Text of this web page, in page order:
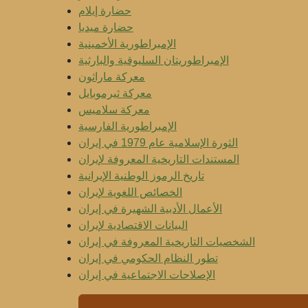
حضارة إيلام
حضارة ميديا
الإمبراطورية الأخمينية
الإمبراطوريتان السليوقية والبارثية
معركة ماراثون
معركة ثيرموبايل
معركة سلاميس
الإمبراطورية الفارسية
الثورة الإسلامية عام 1979 في إيران
المستندات التاريخية المعروفة لإيران
تاريخ الرموز الوطنية الإيرانية
الخصائص اللغوية لإيران
الأعمال الأدبية الشهيرة في إيران
البيانات الاقتصادية لإيران
الشخصيات التاريخية المعروفة في إيران
تطور النظام الحكومي في إيران
الإصلاحات الاجتماعية في إيران